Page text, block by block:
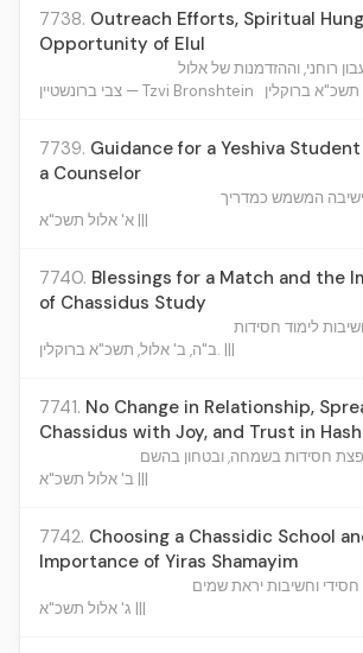
7738. Outreach Efforts, Spiritual
Opportunity of Elul
רוחני, וההזדמנות של אלול
צבי ברונשטיין — Tzvi Bronshtein
7739. Guidance for a Yeshiva
a Counselor
המשמש כמדריך
א' אלול תשכ"א |||
7740. Blessings for a Match and the
of Chassidus Study
לימוד חסידות
ב"ה, ב' אלול, תשכ"א ברוקלין. |||
7741. No Change in Relationship,
Chassidus with Joy, and Trust in
הפצת חסידות בשמחה, ובטחון בהשם
ב' אלול תשכ"א |||
7742. Choosing a Chassidic School
Importance of Yiras Shamayim
וחשיבות יראת שמים
ג' אלול תשכ"א |||